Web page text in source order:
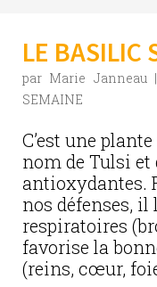
LE BASILIC
par Marie Janneau|
SEMAINE
C’est une
nom de Tulsi et
antioxydantes.
nos défenses, il
respiratoires
favorise la
(reins, cœur,